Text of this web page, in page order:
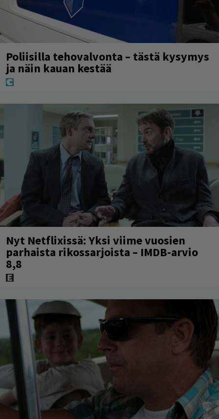
Poliisilla tehovalvonta – tästä kysymys
ja näin kauan kestää
Nyt Netflixissä: Yksi viime vuosien
parhaista rikossarjoista – IMDB-arvio
8,8